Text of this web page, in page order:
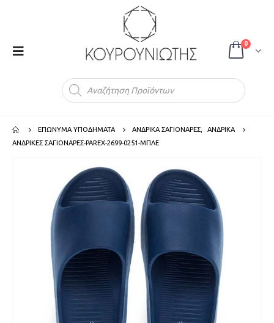
0
ΕΠΩΝΥΜΑ ΥΠΟΔΗΜΑΤΑ ΑΝΔΡΙΚΑ ΣΑΓΙΟΝΑΡΕΣ
ΑΝΔΡΙΚΑ
ΑΝΔΡΙΚΕΣ ΣΑΓΙΟΝΑΡΕΣ-PAREX-2699-0251-ΜΠΛΕ